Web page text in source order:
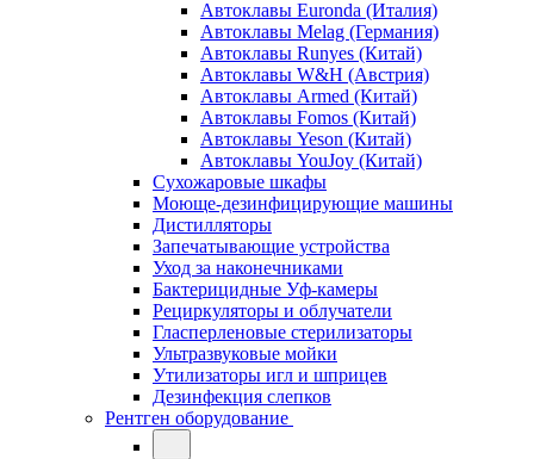
Автоклавы Euronda (Италия)
Автоклавы Melag (Германия)
Автоклавы Runyes (Китай)
Автоклавы W&H (Австрия)
Автоклавы Armed (Китай)
Автоклавы Fomos (Китай)
Автоклавы Yeson (Китай)
Автоклавы YouJoy (Китай)
Сухожаровые шкафы
Моюще-дезинфицирующие машины
Дистилляторы
Запечатывающие устройства
Уход за наконечниками
Бактерицидные Уф-камеры
Рециркуляторы и облучатели
Гласперленовые стерилизаторы
Ультразвуковые мойки
Утилизаторы игл и шприцев
Дезинфекция слепков
Рентген оборудование